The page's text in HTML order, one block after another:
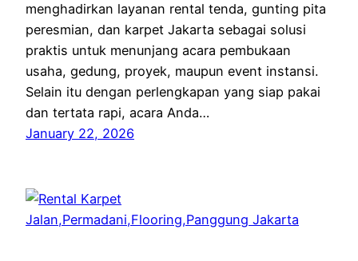
menghadirkan layanan rental tenda, gunting pita
peresmian, dan karpet Jakarta sebagai solusi
praktis untuk menunjang acara pembukaan
usaha, gedung, proyek, maupun event instansi.
Selain itu dengan perlengkapan yang siap pakai
dan tertata rapi, acara Anda…
January 22, 2026